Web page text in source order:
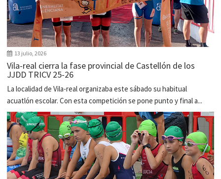
13 julio, 2026
Vila-real cierra la fase provincial de Castellón de los
JJDD TRICV 25-26
La localidad de Vila-real organizaba este sábado su habitual
acuatlón escolar. Con esta competición se pone punto y final a...